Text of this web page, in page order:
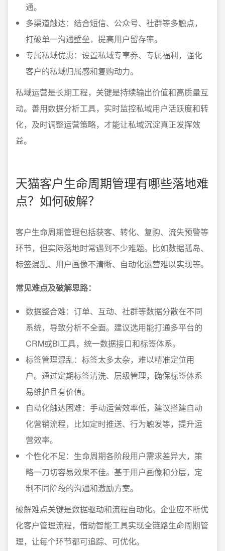
通。
多渠道触达：结合短信、公众号、社群等多触点，
打破单一沟通壁垒，提高用户留存率。
专属私域优惠：设置私域专享券、专属福利，强化
客户的私域归属感和复购动力。
私域运营是长期工程，关键是持续输出价值和高质量互
动。善用数据分析工具，实时监控私域用户活跃度和转
化，及时调整运营策略，才能让私域沉淀真正发挥效
益。
天猫客户生命周期管理有哪些落地难
点？如何破解？
客户生命周期管理包括获客、转化、复购、流失预警等
环节，但实际落地时常遇到不少难题。比如数据孤岛、
标签混乱、用户画像不清晰、自动化运营难以实现等。
常见难点及破解思路：
数据整合难：订单、互动、社群等数据分散在不同
系统，导致分析不全面。建议选用能打通多平台的
CRM或BI工具，统一数据接口和标签体系。
标签管理混乱：标签太多太杂，难以精准定位用
户。通过定期标签清洗、层级管理，确保标签体系
易维护且有价值。
自动化触达困难：手动运营效率低，建议搭建自动
化营销流程，比如定时推送、行为触发等，提升运
营效率。
个性化不足：生命周期各阶段用户需求差异大，策
略一刀切容易效果不佳。基于用户画像和分层，定
制不同阶段的沟通和激励方案。
破解难点关键是数据驱动和流程自动化。企业应不断优
化客户管理流程，借助智能工具实现全链路生命周期管
理，让每个环节都可追踪、可优化。